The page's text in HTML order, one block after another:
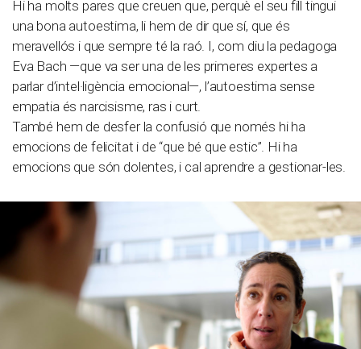
Hi ha molts pares que creuen que, perquè el seu fill tingui
una bona autoestima, li hem de dir que sí, que és
meravellós i que sempre té la raó. I, com diu la pedagoga
Eva Bach —que va ser una de les primeres expertes a
parlar d’intel·ligència emocional—, l’autoestima sense
empatia és narcisisme, ras i curt.
També hem de desfer la confusió que només hi ha
emocions de felicitat i de “que bé que estic”. Hi ha
emocions que són dolentes, i cal aprendre a gestionar-les.